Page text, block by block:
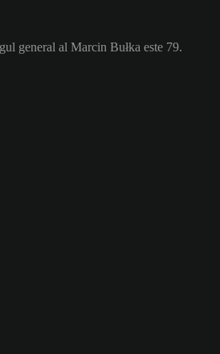
general al Marcin Bułka este 79.